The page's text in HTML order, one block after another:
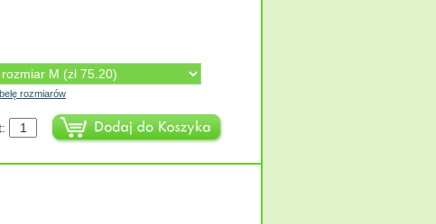
rozmiarów